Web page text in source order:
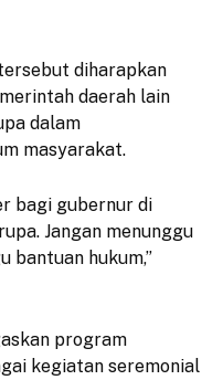
diharapkan
daerah lain
dalam
masyarakat.
bagi gubernur di
Jangan menunggu
bantuan hukum,”
program
kegiatan seremonial